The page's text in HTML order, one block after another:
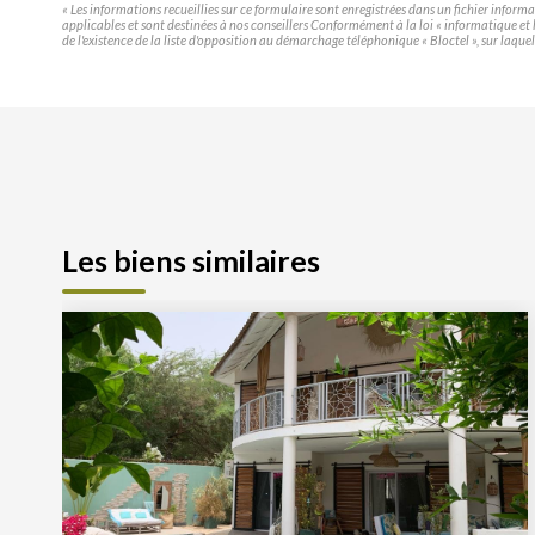
« Les informations recueillies sur ce formulaire sont enregistrées dans un fichier
applicables et sont destinées à nos conseillers Conformément à la loi « informatique
de l'existence de la liste d'opposition au démarchage téléphonique « Bloctel », sur
Les biens similaires